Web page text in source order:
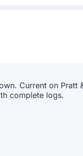
Current on Pratt
complete logs.